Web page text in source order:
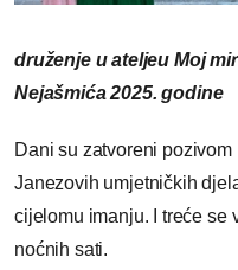
druženje u ateljeu Moj
Nejašmića 2025. godine
Dani su zatvoreni
Janezovih umjetničkih
cijelomu imanju. I treće se
noćnih sati.